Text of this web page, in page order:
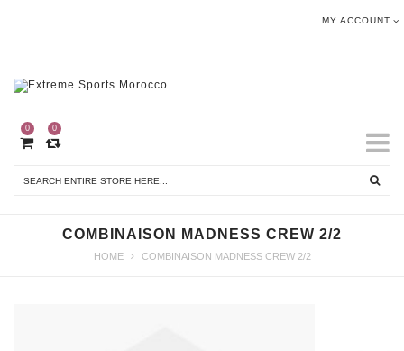
MY ACCOUNT
0 0
COMBINAISON MADNESS CREW 2/2
HOME COMBINAISON MADNESS CREW 2/2